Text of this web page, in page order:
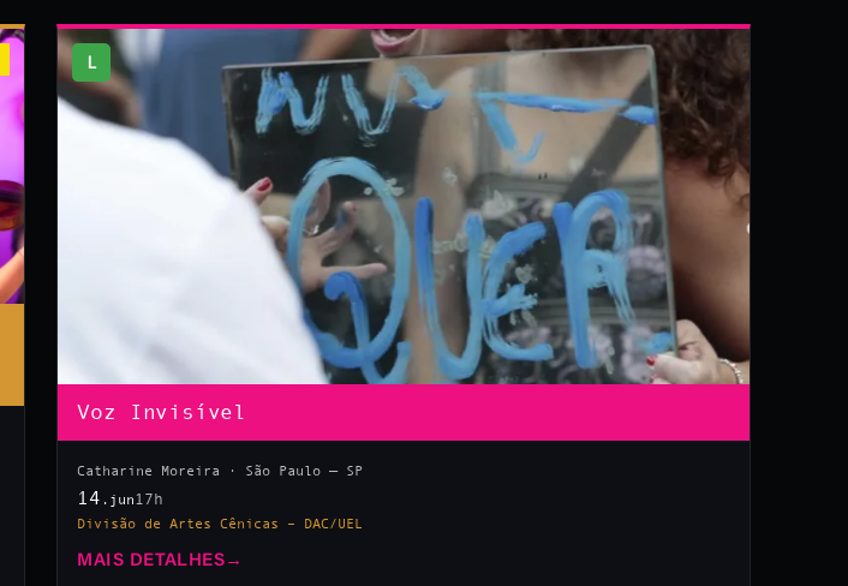
L
Voz Invisível
Catharine Moreira · São Paulo — SP
14 .jun 17h
Divisão de Artes Cênicas – DAC/UEL
MAIS DETALHES →